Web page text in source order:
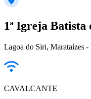
1ª Igreja Batista
Lagoa do Siri, Marataízes -
CAVALCANTE